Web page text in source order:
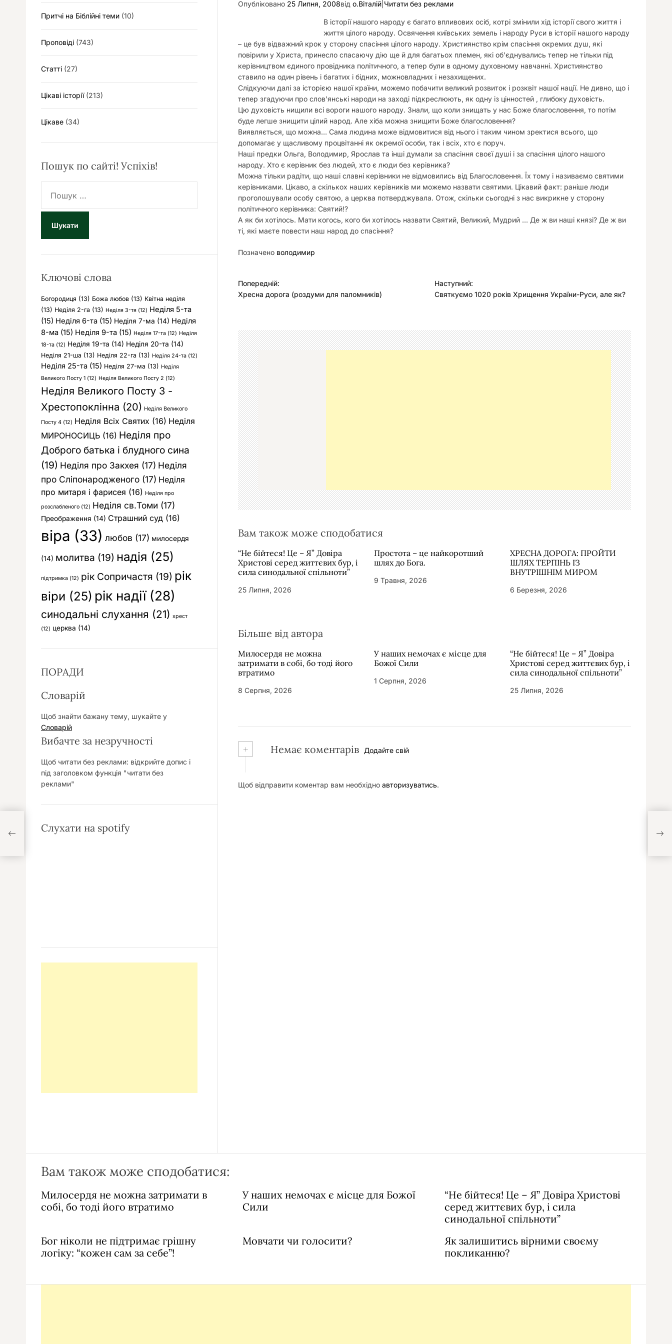
Опубліковано 25 Липня, 2008від о.Віталій Читати без реклами
В історії нашого народу є багато впливових осіб, котрі змінили хід історії свого життя і
життя цілого народу. Освячення київських земель і народу Руси в історії нашого народу
– це був відважний крок у сторону спасіння цілого народу. Християнство крім спасіння окремих душ, які
повірили у Христа, принесло спасаючу дію ще й для багатьох племен, які об’єднувались тепер не тільки під
керівництвом єдиного провідника політичного, а тепер були в одному духовному навчанні. Християнство
ставило на один рівень і багатих і бідних, можновладних і незахищених.
Слідкуючи далі за історією нашої країни, можемо побачити великий розвиток і розквіт нашої нації. Не дивно, що і
тепер згадуючи про слов’янські народи на заході підкреслюють, як одну із цінностей , глибоку духовість.
Цю духовість нищили всі вороги нашого народу. Знали, що коли знищать у нас Боже благословення, то потім
буде легше знищити цілий народ. Але хіба можна знищити Боже благословення?
Виявляється, що можна… Сама людина може відмовитися від нього і таким чином зректися всього, що
допомагає у щасливому процвітанні як окремої особи, так і всіх, хто є поруч.
Наші предки Ольга, Володимир, Ярослав та інші думали за спасіння своєї душі і за спасіння цілого нашого
народу. Хто є керівник без людей, хто є люди без керівника?
Можна тільки радіти, що наші славні керівники не відмовились від Благословення. Їх тому і називаємо святими
керівниками. Цікаво, а скількох наших керівників ми можемо назвати святими. Цікавий факт: раніше люди
проголошували особу святою, а церква потверджувала. Отож, скільки сьогодні з нас викрикне у сторону
політичного керівника: Святий!?
А як би хотілось. Мати когось, кого би хотілось назвати Святий, Великий, Мудрий … Де ж ви наші князі? Де ж ви
ті, які маєте повести наш народ до спасіння?
Позначено володимир
Н
і
г
а
ц
і
я
з
а
п
и
с
в
Попередній:
Хресна дорога (роздуми для паломників)
Наступний:
Святкуємо 1020 років Хрищення України-Руси, але як?
Вам також може сподобатися
“Не бійтеся! Це – Я” Довіра
Христові серед життєвих бур, і
сила синодальної спільноти”
25 Липня, 2026
Простота – це найкоротший
шлях до Бога.
9 Травня, 2026
ХРЕСНА ДОРОГА: ПРОЙТИ
ШЛЯХ ТЕРПІНЬ ІЗ
ВНУТРІШНІМ МИРОМ
6 Березня, 2026
Більше від автора
Милосердя не можна
затримати в собі, бо тоді його
втратимо
8 Серпня, 2026
У наших немочах є місце для
Божої Сили
1 Серпня, 2026
“Не бійтеся! Це – Я” Довіра
Христові серед життєвих бур, і
сила синодальної спільноти”
25 Липня, 2026
+ Немає коментарів Додайте свій
Щоб відправити коментар вам необхідно авторизуватись.
Притчі на Біблійні теми (10)
Проповіді (743)
Статті (27)
Цікаві історії(213)
Цікаве (34)
Пошук по сайті! Успіхів!
ш
к
Ключові слова
Богородиця (13) Божа любов (13) Квітна неділя
(13) Неділя 2-га (13) Неділя 3-тя (12) Неділя 5-та
(15) Неділя 6-та (15) Неділя 7-ма (14) Неділя
8-ма (15) Неділя 9-та (15) Неділя 17-та (12) Неділя
18-та (12) Неділя 19-та (14) Неділя 20-та (14)
Неділя 21-ша (13) Неділя 22-га (13) Неділя 24-та (12)
Неділя 25-та (15) Неділя 27-ма (13) Неділя
Великого Посту 1 (12) Неділя Великого Посту 2 (12)
Неділя Великого Посту 3 -
Хрестопоклінна (20) Неділя Великого
Посту 4 (12) Неділя Всіх Святих (16) Неділя
МИРОНОСИЦЬ (16) Неділя про
Доброго батька і блудного сина
(19) Неділя про Закхея (17) Неділя
про Сліпонародженого (17) Неділя
про митаря і фарисея (16) Неділя про
розслабленого (12) Неділя св.Томи (17)
Преображення (14) Страшний суд (16)
віра (33) любов (17) милосердя
(14) молитва (19) надія (25)
підтримка (12) рік Сопричастя (19) рік
віри (25) рік надії(28)
синодальні слухання (21) хрест
(12) церква (14)
ПОРАДИ
Словарій
Щоб знайти бажану тему, шукайте у
Словарій
Вибачте за незручності
Щоб читати без реклами: відкрийте допис і
під заголовком функція "читати без
реклами"
Слухати на spotify
але
Вам також може сподобатися:
Милосердя не можна затримати в
собі, бо тоді його втратимо
У наших немочах є місце для Божої
Сили
“Не бійтеся! Це – Я” Довіра Христові
серед життєвих бур, і сила
синодальної спільноти”
Бог ніколи не підтримає грішну
логіку: “кожен сам за себе”!
Мовчати чи голосити?
Як залишитись вірними своєму
покликанню?